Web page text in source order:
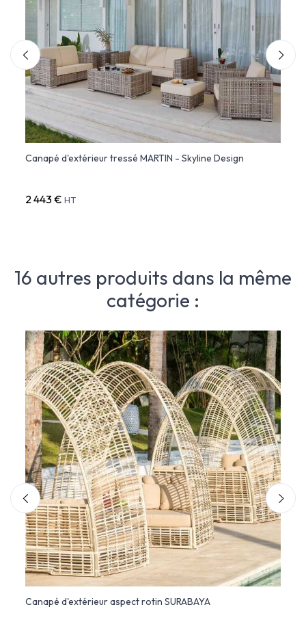
Canapé d'extérieur tressé MARTIN - Skyline Design
2 443 € HT
16 autres produits dans la même
catégorie :
Canapé d'extérieur aspect rotin SURABAYA